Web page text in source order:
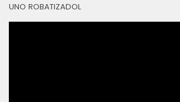
UNO ROBATIZADOL